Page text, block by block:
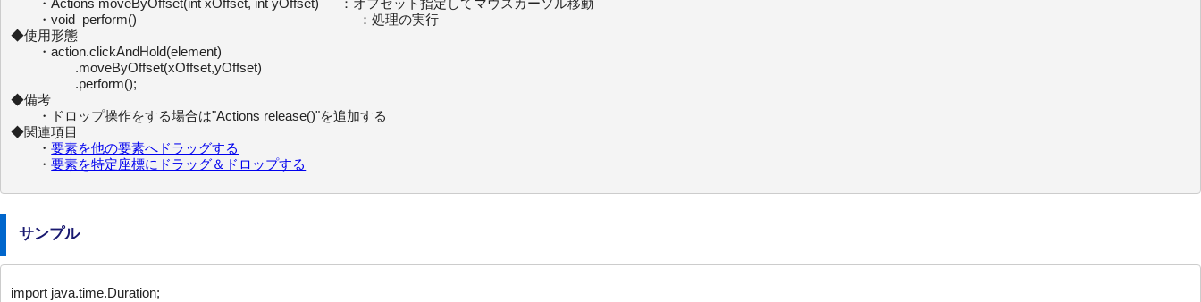
・Actions moveByOffset(int xOffset, int yOffset)   ：オフセット指定してマウスカーソル移動
・void  perform()                  ：処理の実行
◆使用形態
・action.clickAndHold(element)
◆備考
・ドロップ操作をする場合は"Actions release()"を追加する
◆関連項目
・要素を他の要素へドラッグする
・要素を特定座標にドラッグ＆ドロップする
サンプル
import java.time.Duration;